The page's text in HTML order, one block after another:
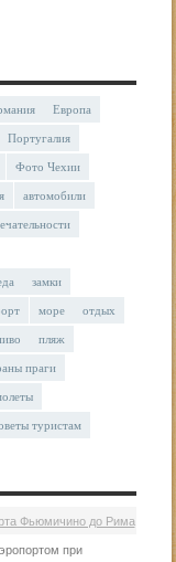
Европа
Португалия
Фото Чехии
автомобили
замки
море отдых
пляж
праги
туристам
Фьюмичино до Рима
при